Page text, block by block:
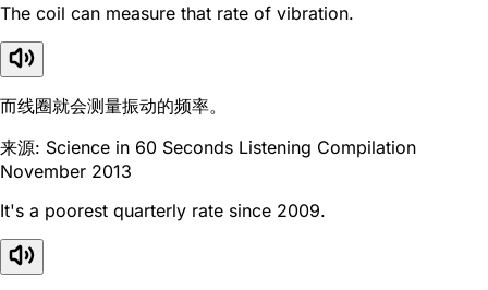
The coil can measure that rate of vibration.
而线圈就会测量振动的频率。
来源: Science in 60 Seconds Listening Compilation
November 2013
It's a poorest quarterly rate since 2009.